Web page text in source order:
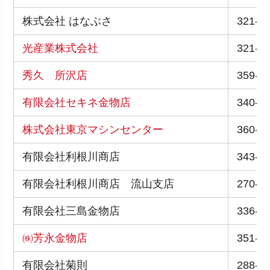
株式会社 はなぶさ 321-
光産業株式会社 321-
秀久 所沢店 359-
有限会社セキネ金物店 340-
株式会社東京マシンセンター 360-
有限会社利根川商店 343-
有限会社利根川商店 流山支店 270-
有限会社三島金物店 336-
㈱芳永金物店 351-
有限会社菊則 288-